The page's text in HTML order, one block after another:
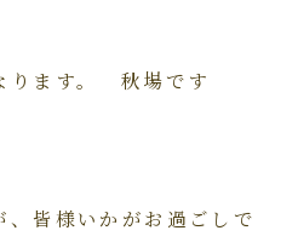
ります。 秋場です
皆様いかがお過ごしで